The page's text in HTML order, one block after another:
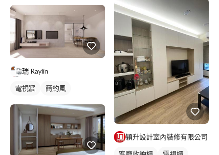
瑞 Raylin
電視牆 簡約風
穎升設計室內裝修有限公司